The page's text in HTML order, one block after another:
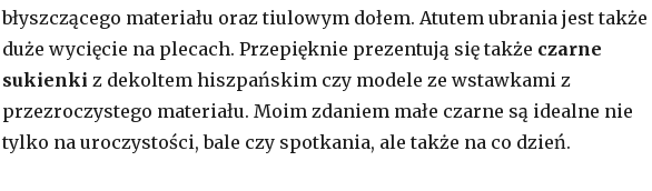
błyszczącego materiału oraz tiulowym dołem. Atutem ubrania jest także
duże wycięcie na plecach. Przepięknie prezentują się także czarne
sukienki z dekoltem hiszpańskim czy modele ze wstawkami z
przezroczystego materiału. Moim zdaniem małe czarne są idealne nie
tylko na uroczystości, bale czy spotkania, ale także na co dzień.